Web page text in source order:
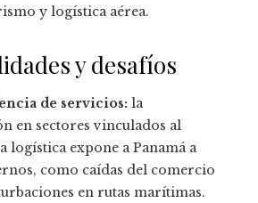
y logística aérea.
y desafíos
de servicios: la
en sectores vinculados al
logística expone a Panamá a
como caídas del comercio
en rutas marítimas.